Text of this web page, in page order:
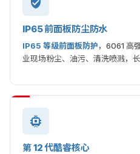
IP65 前面板防尘防水
IP65 等级前面板防护，6061 高
业现场粉尘、油污、清洗喷溅，长
第 12 代酷睿核心